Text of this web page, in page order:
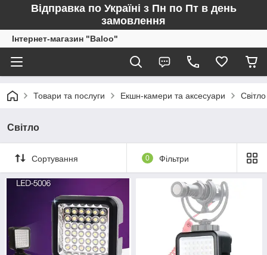
Відправка по Україні з Пн по Пт в день
замовлення
Інтернет-магазин "Baloo"
Товари та послуги Екшн-камери та аксесуари Світло
Світло
Сортування 0 Фільтри